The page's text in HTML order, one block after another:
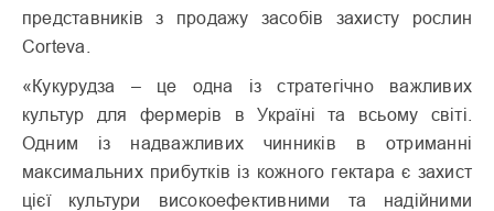
представників з продажу засобів захисту рослин
Corteva.
«Кукурудза – це одна із стратегічно важливих
культур для фермерів в Україні та всьому світі.
Одним із надважливих чинників в отриманні
максимальних прибутків із кожного гектара є захист
цієї культури високоефективними та надійними